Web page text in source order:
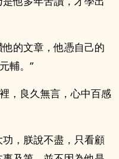
的文章，他憑自己的
輔。”
，良久無言，心中百感
，朕說不盡，只看顧